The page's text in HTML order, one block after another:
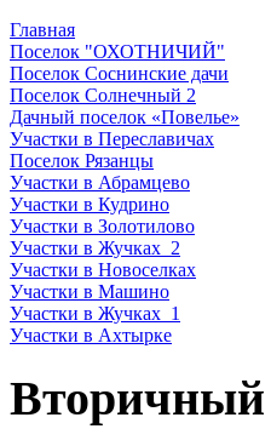
Главная
Поселок "ОХОТНИЧИЙ"
Поселок Соснинские дачи
Поселок Солнечный 2
Дачный поселок «Повелье»
Участки в Переславичах
Поселок Рязанцы
Участки в Абрамцево
Участки в Кудрино
Участки в Золотилово
Участки в Жучках_2
Участки в Новоселках
Участки в Машино
Участки в Жучках_1
Участки в Ахтырке